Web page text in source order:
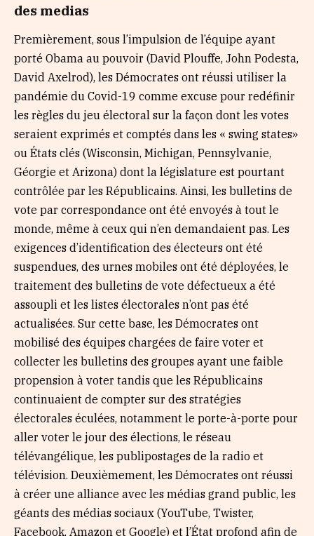
des medias
Premièrement, sous l’impulsion de l’équipe ayant
porté Obama au pouvoir (David Plouffe, John Podesta,
David Axelrod), les Démocrates ont réussi utiliser la
pandémie du Covid-19 comme excuse pour redéfinir
les règles du jeu électoral sur la façon dont les votes
seraient exprimés et comptés dans les « swing states»
ou États clés (Wisconsin, Michigan, Pennsylvanie,
Géorgie et Arizona) dont la législature est pourtant
contrôlée par les Républicains. Ainsi, les bulletins de
vote par correspondance ont été envoyés à tout le
monde, même à ceux qui n’en demandaient pas. Les
exigences d’identification des électeurs ont été
suspendues, des urnes mobiles ont été déployées, le
traitement des bulletins de vote défectueux a été
assoupli et les listes électorales n’ont pas été
actualisées. Sur cette base, les Démocrates ont
mobilisé des équipes chargées de faire voter et
collecter les bulletins des groupes ayant une faible
propension à voter tandis que les Républicains
continuaient de compter sur des stratégies
électorales éculées, notamment le porte-à-porte pour
aller voter le jour des élections, le réseau
télévangélique, les publipostages de la radio et
télévision. Deuxièmement, les Démocrates ont réussi
à créer une alliance avec les médias grand public, les
géants des médias sociaux (YouTube, Twister,
Facebook, Amazon et Google) et l’État profond afin de